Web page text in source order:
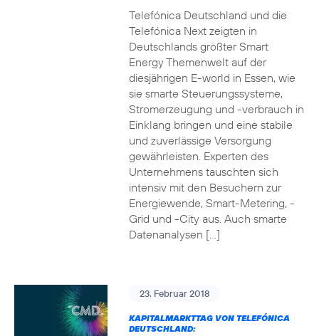
Telefónica Deutschland und die
Telefónica Next zeigten in
Deutschlands größter Smart
Energy Themenwelt auf der
diesjährigen E-world in Essen, wie
sie smarte Steuerungssysteme,
Stromerzeugung und -verbrauch in
Einklang bringen und eine stabile
und zuverlässige Versorgung
gewährleisten. Experten des
Unternehmens tauschten sich
intensiv mit den Besuchern zur
Energiewende, Smart-Metering, -
Grid und -City aus. Auch smarte
Datenanalysen […]
23. Februar 2018
KAPITALMARKTTAG VON TELEFÓNICA
DEUTSCHLAND: